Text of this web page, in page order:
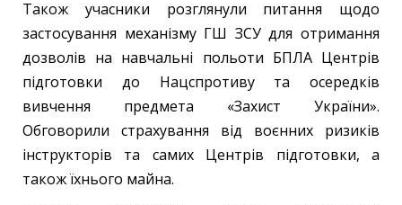
Також учасники розглянули питання щодо
застосування механізму ГШ ЗСУ для отримання
дозволів на навчальні польоти БПЛА Центрів
підготовки до Нацспротиву та осередків
вивчення предмета «Захист України».
Обговорили страхування від воєнних ризиків
інструкторів та самих Центрів підготовки, а
також їхнього майна.